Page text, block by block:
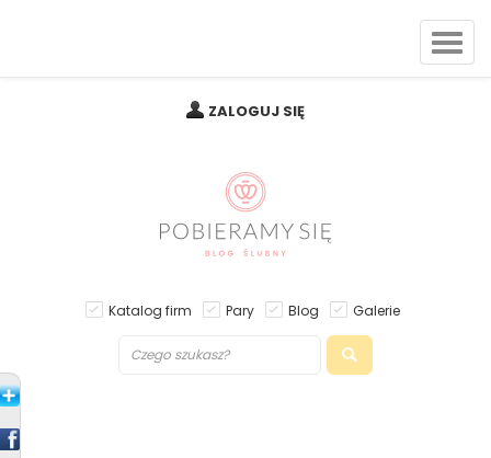
ZALOGUJ SIĘ
Katalog firm Pary Blog Galerie